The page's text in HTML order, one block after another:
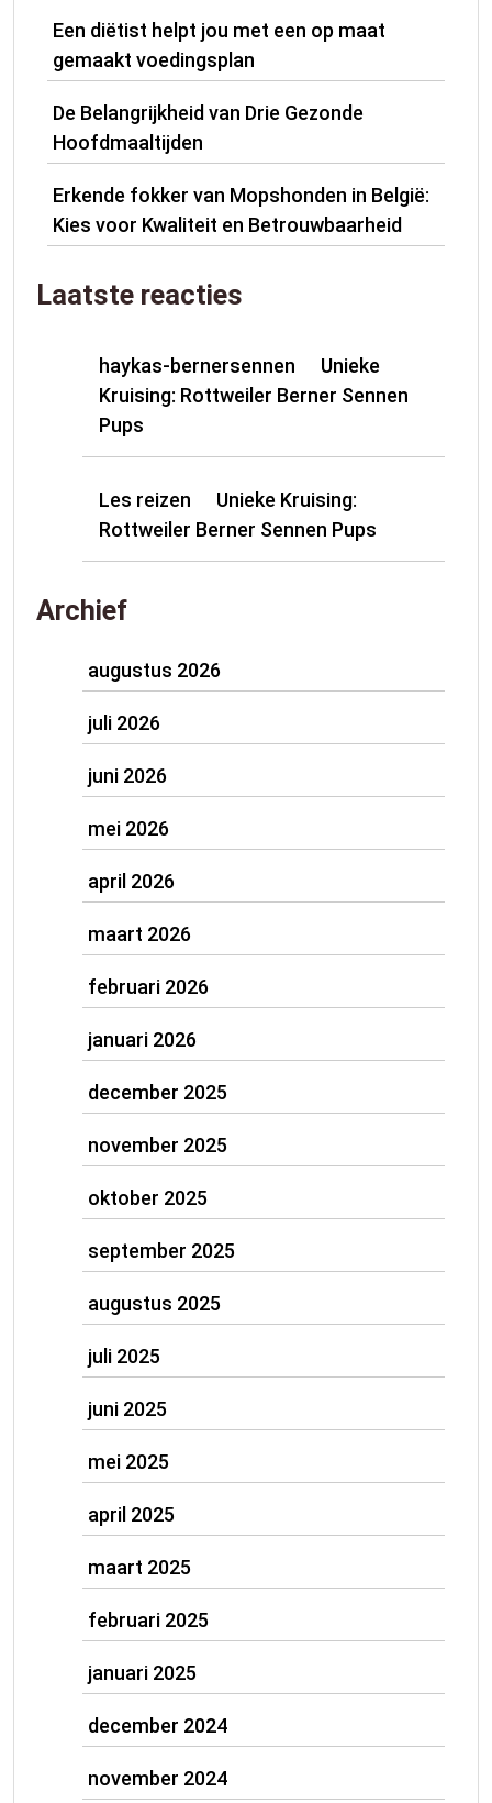
Een diëtist helpt jou met een op maat
gemaakt voedingsplan
De Belangrijkheid van Drie Gezonde
Hoofdmaaltijden
Erkende fokker van Mopshonden in België:
Kies voor Kwaliteit en Betrouwbaarheid
Laatste reacties
haykas-bernersennen
Unieke
Kruising: Rottweiler Berner Sennen
Pups
Les reizen
Unieke Kruising:
Rottweiler Berner Sennen Pups
Archief
augustus 2026
juli 2026
juni 2026
mei 2026
april 2026
maart 2026
februari 2026
januari 2026
december 2025
november 2025
oktober 2025
september 2025
augustus 2025
juli 2025
juni 2025
mei 2025
april 2025
maart 2025
februari 2025
januari 2025
december 2024
november 2024